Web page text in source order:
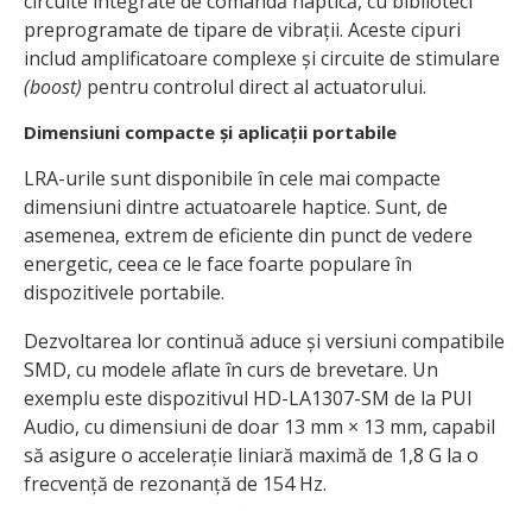
preprogramate de tipare de vibrații. Aceste cipuri
includ amplificatoare complexe și circuite de stimulare
(boost) pentru controlul direct al actuatorului.
Dimensiuni compacte și aplicații portabile
LRA-urile sunt disponibile în cele mai compacte
dimensiuni dintre actuatoarele haptice. Sunt, de
asemenea, extrem de eficiente din punct de vedere
energetic, ceea ce le face foarte populare în
dispozitivele portabile.
Dezvoltarea lor continuă aduce și versiuni compatibile
SMD, cu modele aflate în curs de brevetare. Un
exemplu este dispozitivul HD-LA1307-SM de la PUI
Audio, cu dimensiuni de doar 13 mm × 13 mm, capabil
să asigure o accelerație liniară maximă de 1,8 G la o
frecvență de rezonanță de 154 Hz.